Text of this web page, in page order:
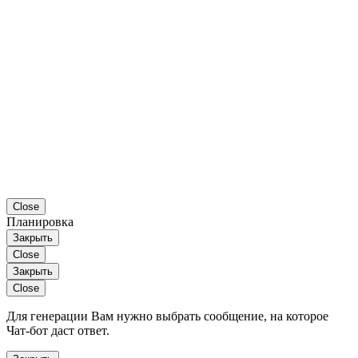
Close
Планировка
Закрыть
Close
Закрыть
Close
Для генерации Вам нужно выбрать сообщение, на которое
Чат-бот даст ответ.